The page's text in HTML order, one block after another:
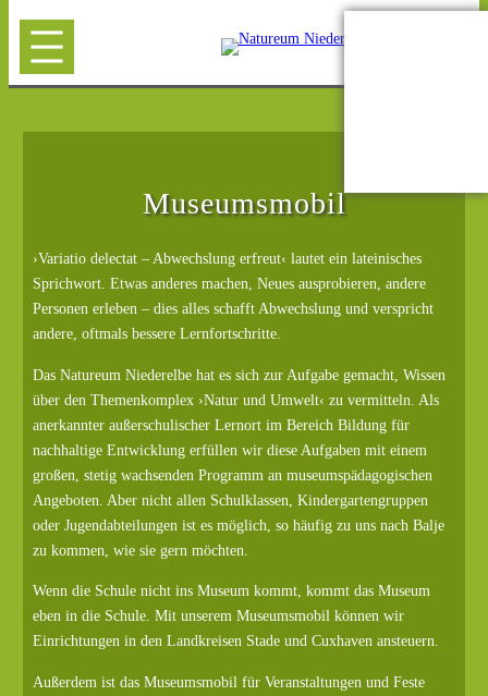
Museumsmobil
›Variatio delectat – Abwechslung erfreut‹ lautet ein lateinisches
Sprichwort. Etwas anderes machen, Neues ausprobieren, andere
Personen erleben – dies alles schafft Abwechslung und verspricht
andere, oftmals bessere Lernfortschritte.
Das Natureum Niederelbe hat es sich zur Aufgabe gemacht, Wissen
über den Themenkomplex ›Natur und Umwelt‹ zu vermitteln. Als
anerkannter außerschulischer Lernort im Bereich Bildung für
nachhaltige Entwicklung erfüllen wir diese Aufgaben mit einem
großen, stetig wachsenden Programm an museumspädagogischen
Angeboten. Aber nicht allen Schulklassen, Kindergartengruppen
oder Jugendabteilungen ist es möglich, so häufig zu uns nach Balje
zu kommen, wie sie gern möchten.
Wenn die Schule nicht ins Museum kommt, kommt das Museum
eben in die Schule. Mit unserem Museumsmobil können wir
Einrichtungen in den Landkreisen Stade und Cuxhaven ansteuern.
Außerdem ist das Museumsmobil für Veranstaltungen und Feste